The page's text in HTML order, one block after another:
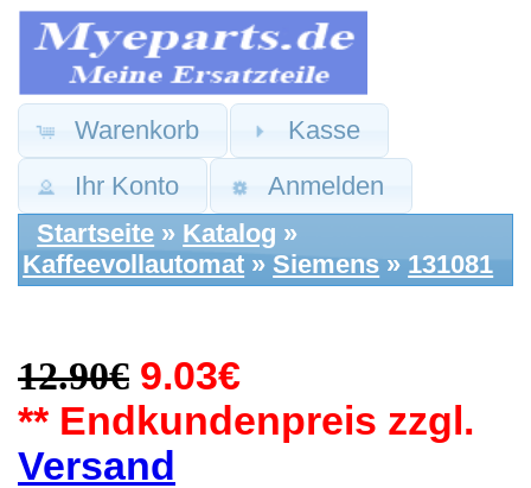
Warenkorb
Kasse
Ihr Konto
Anmelden
»
Kaffeevollautomat» Siemens»131081
12.90€ 9.03€
Siemens Ersatzteile:
Abdeckung Blende